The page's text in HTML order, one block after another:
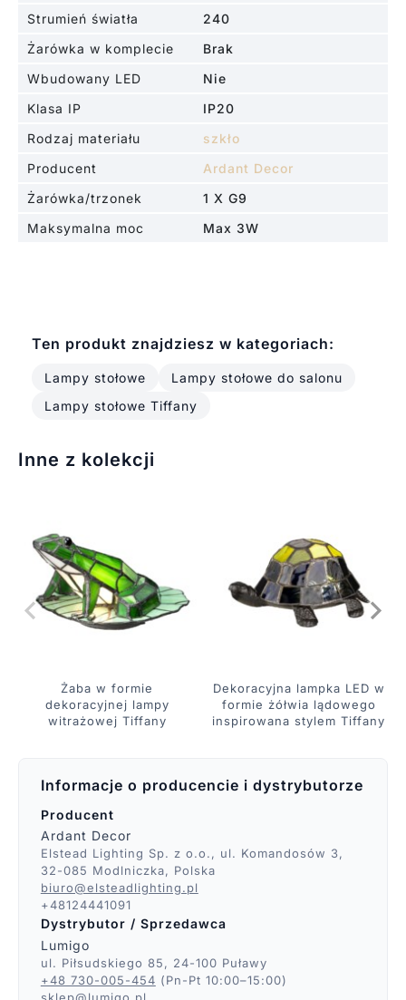
Strumień światła
240
Żarówka w komplecie
Brak
Wbudowany LED
Nie
Klasa IP
IP20
Rodzaj materiału
szkło
Producent
Ardant Decor
Żarówka/trzonek
1 X G9
Maksymalna moc
Max 3W
Ten produkt znajdziesz w kategoriach:
Lampy stołowe
Lampy stołowe do salonu
Lampy stołowe Tiffany
Inne z kolekcji
Żaba w formie
dekoracyjnej lampy
witrażowej Tiffany
Dekoracyjna lampka LED w
formie żółwia lądowego
inspirowana stylem Tiffany
Informacje o producencie i dystrybutorze
Producent
Ardant Decor
Elstead Lighting Sp. z o.o., ul. Komandosów 3,
32-085 Modlniczka, Polska
biuro@elsteadlighting.pl
+48124441091
Dystrybutor / Sprzedawca
Lumigo
ul. Piłsudskiego 85, 24-100 Puławy
+48 730-005-454 (Pn-Pt 10:00–15:00)
sklep@lumigo.pl